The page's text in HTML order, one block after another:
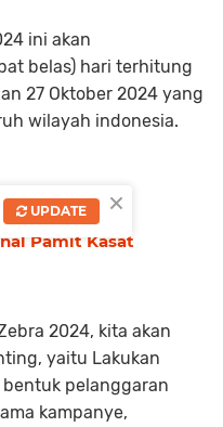
ini akan
belas) hari terhitung
27 Oktober 2024 yang
wilayah indonesia.
Pahlawan
Pamit Kasat
2024, kita akan
yaitu Lakukan
pelanggaran
kampanye,
×
UPDATE